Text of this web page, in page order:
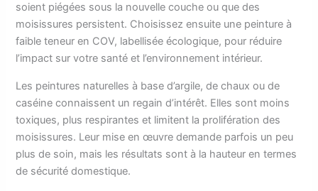
soient piégées sous la nouvelle couche ou que des
moisissures persistent. Choisissez ensuite une peinture à
faible teneur en COV, labellisée écologique, pour réduire
l’impact sur votre santé et l’environnement intérieur.
Les peintures naturelles à base d’argile, de chaux ou de
caséine connaissent un regain d’intérêt. Elles sont moins
toxiques, plus respirantes et limitent la prolifération des
moisissures. Leur mise en œuvre demande parfois un peu
plus de soin, mais les résultats sont à la hauteur en termes
de sécurité domestique.